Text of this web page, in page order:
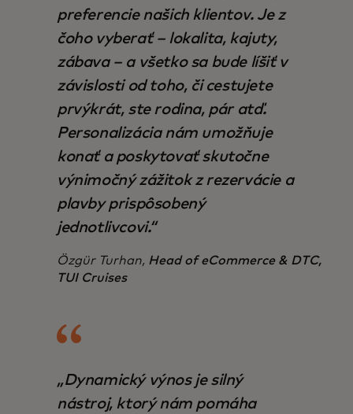
preferencie našich klientov. Je z
čoho vyberať – lokalita, kajuty,
zábava – a všetko sa bude líšiť v
závislosti od toho, či cestujete
prvýkrát, ste rodina, pár atď.
Personalizácia nám umožňuje
konať a poskytovať skutočne
výnimočný zážitok z rezervácie a
plavby prispôsobený
jednotlivcovi.“
Özgür Turhan, Head of eCommerce & DTC,
TUI Cruises
„Dynamický výnos je silný
nástroj, ktorý nám pomáha